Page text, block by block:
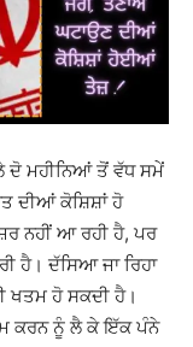
ਦੋ ਮਹੀਨਿਆਂ ਤੋਂ ਵੱਧ ਸਮੇਂ
ਦੀਆਂ ਕੋਸ਼ਿਸ਼ਾਂ ਹੋ
ਨਹੀਂ ਆ ਰਹੀ ਹੈ, ਪਰ
ਹੈ। ਦੱਸਿਆ ਜਾ ਰਿਹਾ
ਖਤਮ ਹੋ ਸਕਦੀ ਹੈ।
ਕਰਨ ਨੂੰ ਲੈ ਕੇ ਇੱਕ ਪੰਨੇ